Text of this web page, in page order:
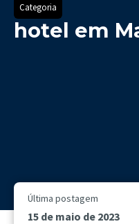
Categoria
hotel em
Última postagem
15 de maio de 2023